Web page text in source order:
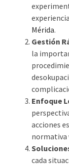
Mérida.
Gestión
la
Enfoque
acciones
normativa
cada